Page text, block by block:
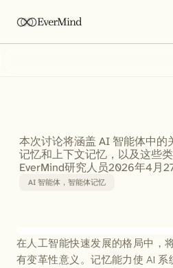
在人工智能快速发展的格局中，
有变革性意义。记忆能力使 AI
智能体记忆架构与集
本次讨论将涵盖 AI 智能体中的
记忆和上下文记忆，以及这些
EverMind研究人员2026年4月
AI 智能体，智能体记忆
EverMind